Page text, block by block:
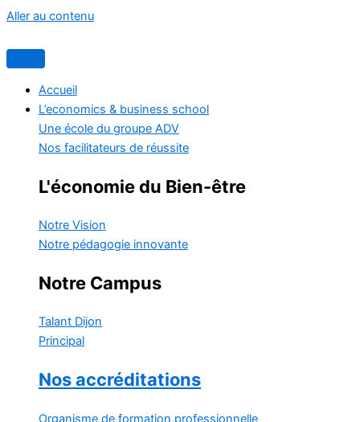
Aller au contenu
Accueil
L’economics & business school
Une école du groupe ADV
Nos facilitateurs de réussite
L'économie du Bien-être
Notre Vision
Notre pédagogie innovante
Notre Campus
Talant Dijon
Principal
Nos accréditations
Organisme de formation professionnelle